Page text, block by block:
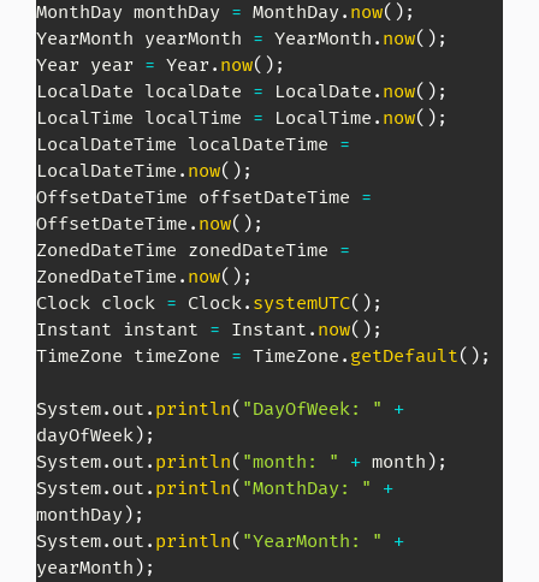
MonthDay monthDay = MonthDay . now( ) ;
YearMonth yearMonth = YearMonth . now( ) ;
Year year = Year. now( ) ;
LocalDate localDate = LocalDate . now( ) ;
LocalTime localTime = LocalTime . now( ) ;
LocalDateTime localDateTime =
LocalDateTime . now( ) ;
OffsetDateTime offsetDateTime =
OffsetDateTime . now( ) ;
ZonedDateTime zonedDateTime =
ZonedDateTime . now( ) ;
Clock clock = Clock. systemUTC( ) ;
Instant instant = Instant . now( ) ;
TimeZone timeZone = TimeZone . getDefault( ) ;
System. out . println( "DayOfWeek: "
+
dayOfWeek) ;
System. out . println( "month: " + month ) ;
System. out . println( "MonthDay: "
+
monthDay ) ;
System. out . println( "YearMonth: "
+
yearMonth ) ;